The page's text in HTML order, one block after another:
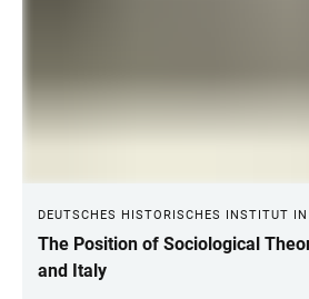
DEUTSCHES HISTORISCHES INSTITUT IN
The Position of Sociological
and Italy